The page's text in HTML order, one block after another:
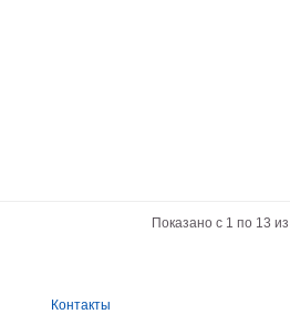
Показано с 1 по 13
Контакты